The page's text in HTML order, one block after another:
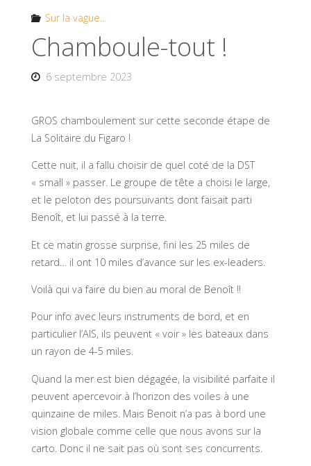
Sur la vague...
Chamboule-tout !
6 septembre 2023
GROS chamboulement sur cette seconde étape de
La Solitaire du Figaro !
Cette nuit, il a fallu choisir de quel coté de la DST
« small » passer. Le groupe de tête a choisi le large,
et le peloton des poursuivants dont faisait parti
Benoît, et lui passé à la terre.
Et ce matin grosse surprise, fini les 25 miles de
retard… il ont 10 miles d’avance sur les ex-leaders.
Voilà qui va faire du bien au moral de Benoît !!
Pour info avec leurs instruments de bord, et en
particulier l’AIS, ils peuvent « voir » les bateaux dans
un rayon de 4-5 miles.
Quand la mer est bien dégagée, la visibilité parfaite il
peuvent apercevoir à l’horizon des voiles à une
quinzaine de miles. Mais Benoit n’a pas à bord une
vision globale comme celle que nous avons sur la
carto. Donc il ne sait pas où sont ses concurrents.